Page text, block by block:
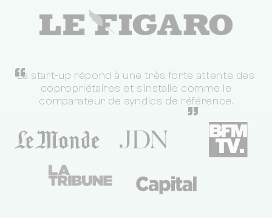
“
La start-up répond à une très forte attente des
copropriétaires et s'installe comme le
comparateur de syndics de référence.
”